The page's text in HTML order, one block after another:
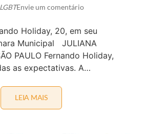
A
T
Envie um comentário
Holiday, 20, em seu
Municipal JULIANA
PAULO Fernando Holiday,
as expectativas. A…
LEIA MAISO